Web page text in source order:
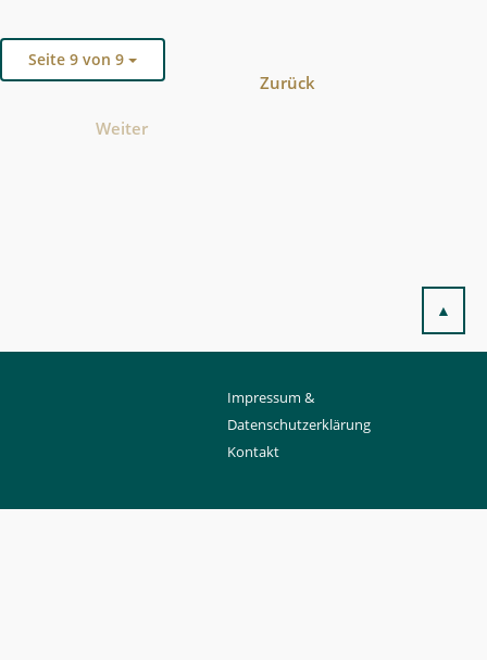
Seite 9 von 9
Zurück
Weiter
▲
Impressum &
Datenschutzerklärung
Kontakt